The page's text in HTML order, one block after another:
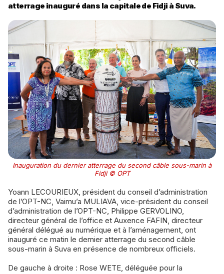
atterrage inauguré dans la capitale de Fidji à Suva.
Inauguration du dernier atterrage du second câble sous-marin à
Fidji © OPT
Yoann LECOURIEUX, président du conseil d’administration
de l’OPT-NC, Vaimu’a MULIAVA, vice-président du conseil
d’administration de l’OPT-NC, Philippe GERVOLINO,
directeur général de l’office et Auxence FAFIN, directeur
général délégué au numérique et à l’aménagement, ont
inauguré ce matin le dernier atterrage du second câble
sous-marin à Suva en présence de nombreux officiels.
De gauche à droite : Rose WETE, déléguée pour la